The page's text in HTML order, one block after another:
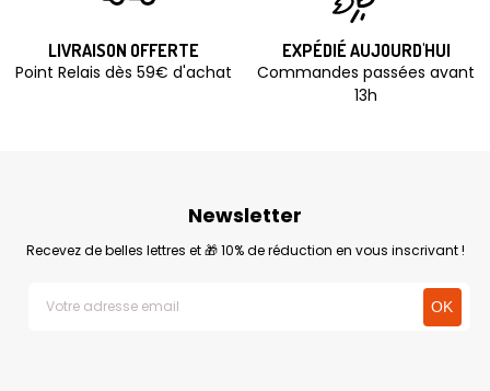
LIVRAISON OFFERTE
Point Relais dès 59€ d'achat
EXPÉDIÉ AUJOURD'HUI
Commandes passées avant
13h
Newsletter
Recevez de belles lettres et 🎁 10% de réduction en vous inscrivant !